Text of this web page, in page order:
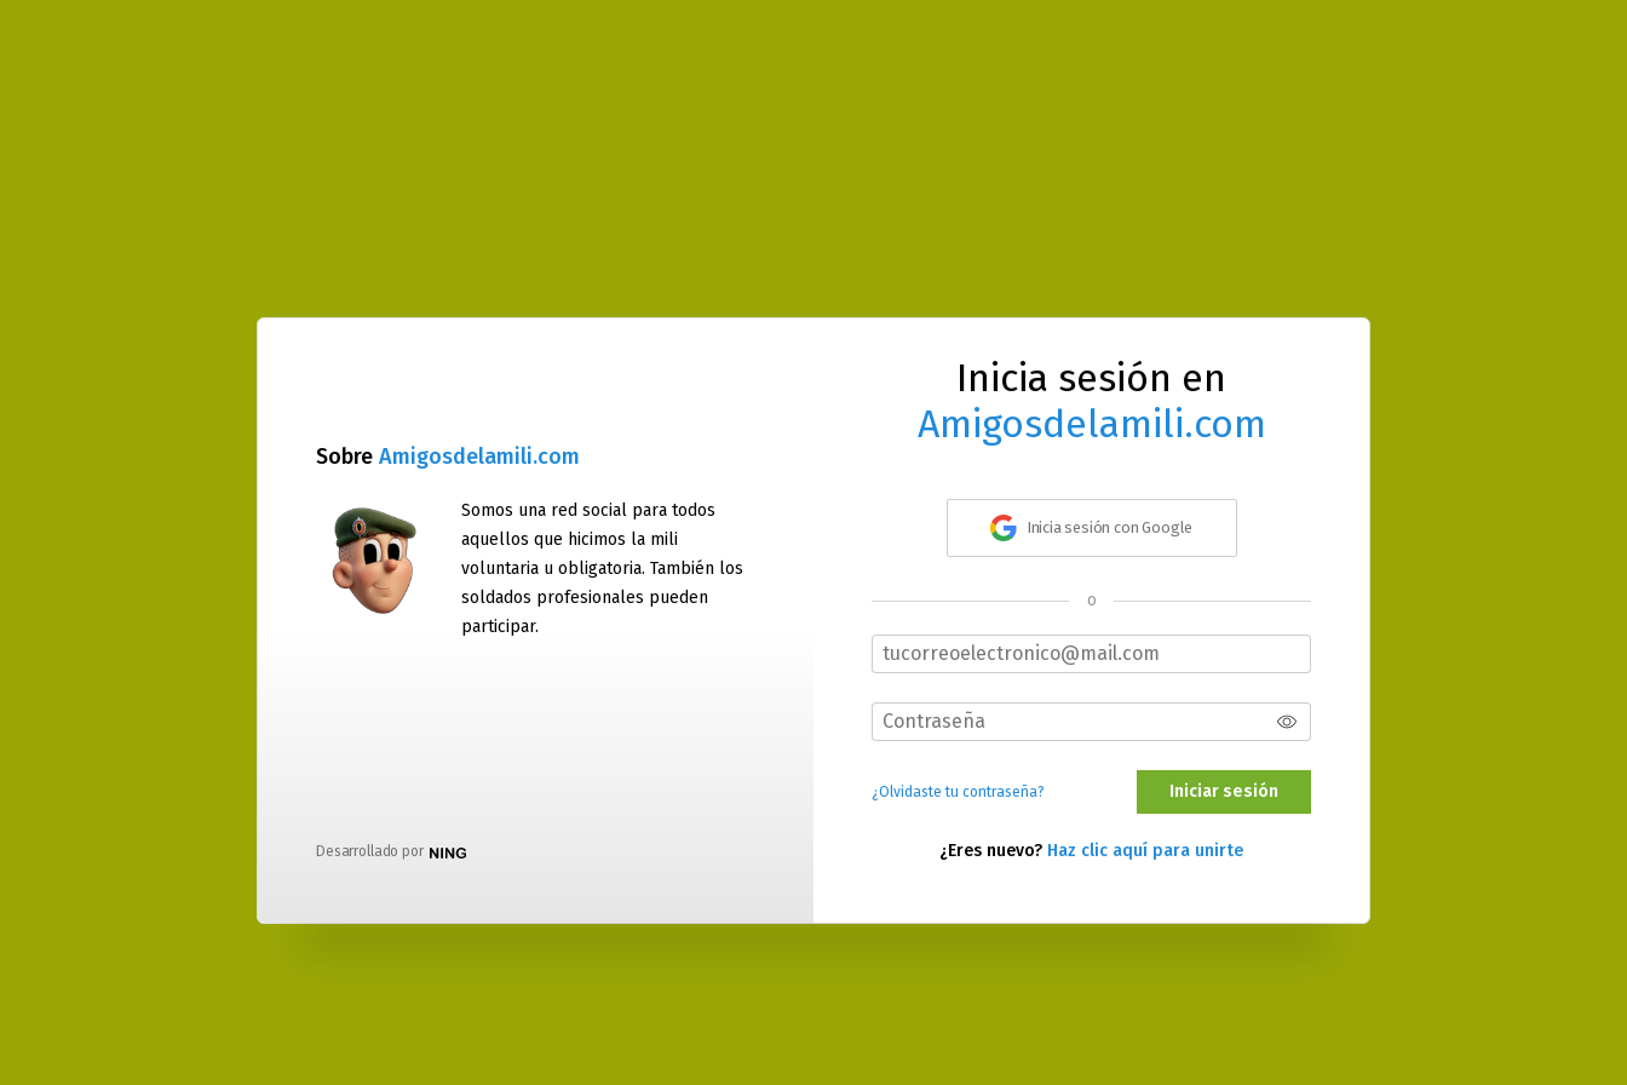
Sobre Amigosdelamili.com
Somos una red social para todos
aquellos que hicimos la mili
voluntaria u obligatoria. También los
soldados profesionales pueden
participar.
Desarrollado por
Inicia sesión en
Amigosdelamili.com
Inicia sesión con Google
o
¿Olvidaste tu contraseña? Iniciar sesión
¿Eres nuevo? Haz clic aquí para unirte